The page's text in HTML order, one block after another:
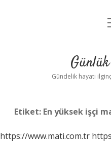
Gündelik hayatı
Etiket: En yüksek işçi
https://www.mati.com.tr